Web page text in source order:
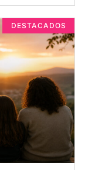
DESTACADOS